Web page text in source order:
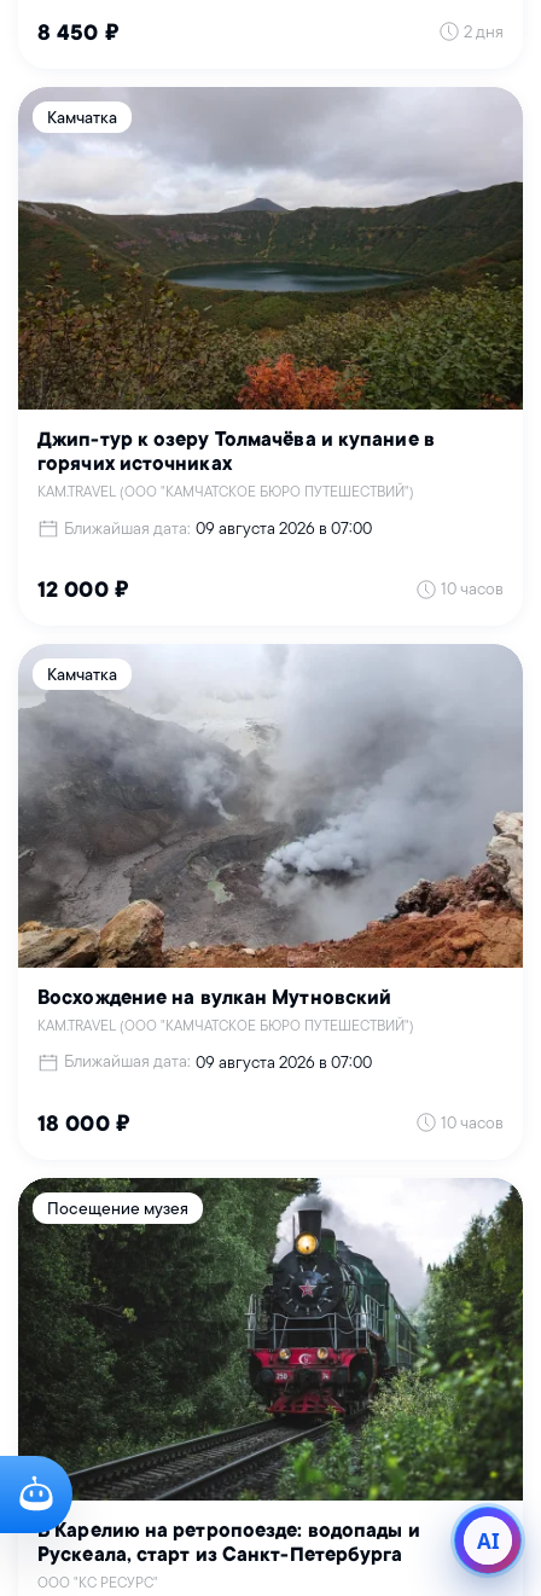
8 450 ₽ 2 дня
Камчатка
Джип-тур к озеру Толмачёва и купание в
горячих источниках
KAM.TRAVEL (ООО "КАМЧАТСКОЕ БЮРО ПУТЕШЕСТВИЙ")
Ближайшая дата: 09 августа 2026 в 07:00
12 000 ₽ 10 часов
Камчатка
Восхождение на вулкан Мутновский
KAM.TRAVEL (ООО "КАМЧАТСКОЕ БЮРО ПУТЕШЕСТВИЙ")
Ближайшая дата: 09 августа 2026 в 07:00
18 000 ₽ 10 часов
Посещение музея
В Карелию на ретропоезде: водопады и
Рускеала, старт из Санкт-Петербурга
ООО "КС РЕСУРС"
AI